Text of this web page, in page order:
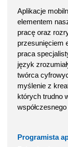
Aplikacje
elementem
pracę oraz
przesunięciem
praca
język
twórca
myślenie z
których trudno
Programista